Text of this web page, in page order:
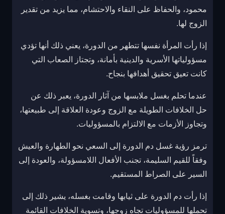
محمود، والحفاظ على النقاء والاحتشام، مما يزيد من تقدير
الزوج لها.
إذا رأت المرأة نفسها تتطهر من الدورة، يعني ذلك أنها تؤدي
مسؤولياتها الأسرية والدينية بأمانة، وتجتاز الصعاب التي
كانت تعيق تحقيق أهدافها بنجاح.
عندما تحلم بغسل ملابسها من آثار الدورة، يعبر ذلك عن
حل الخلافات الطويلة مع الزوج وعودة العلاقة إلى طبيعتها،
وتجاوز الأزمات مع الالتزام بالمسؤوليات.
ترمز رؤية غسل دم الدورة إلى السعي نحو الطهارة والعيش
وفقاً للقيم السليمة، تجنب الأفعال اللامسؤولة، والعودة إلى
السير على الصراط المستقيم.
إذا رأت دم الدورة على ثيابها وقامت بغسله، يشير ذلك إلى
تحملها للمسؤوليات تجاه زوجها، وتسوية الخلافات القائمة